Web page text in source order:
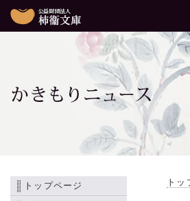
かきもりニュース
トップページ ト